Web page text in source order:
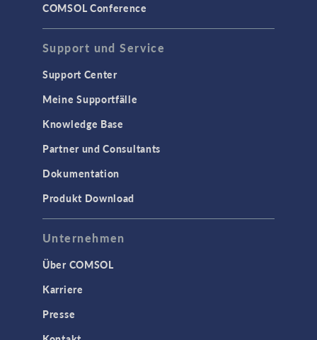
COMSOL Conference
Support und Service
Support Center
Meine Supportfälle
Knowledge Base
Partner und Consultants
Dokumentation
Produkt Download
Unternehmen
Über COMSOL
Karriere
Presse